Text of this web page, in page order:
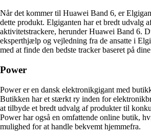
Når det kommer til Huawei Band 6, er
dette produkt. Elgiganten har et bredt udvalg
aktivitetstrackere, herunder Huawei Band 6.
eksperthjælp og vejledning fra de ansatte i
med at finde den bedste tracker baseret på
Power
Power er en dansk elektronikgigant med
Butikken har et stærkt ry inden for
at tilbyde et bredt udvalg af produkter til
Power har også en omfattende online butik,
mulighed for at handle bekvemt hjemmefra.